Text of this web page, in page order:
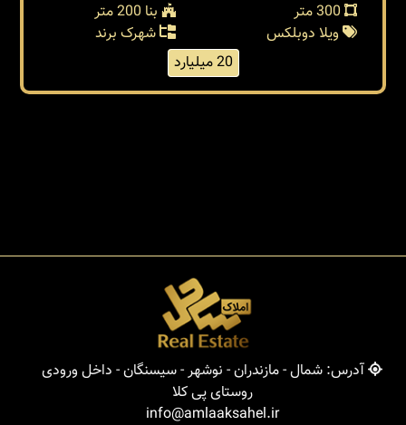
بنا 200 متر
ویلا دوبلکس
شهرک برند
20 میلیارد
آدرس: شمال - مازندران - نوشهر - سیسنگان - داخل ورودی
روستای پی کلا
info@amlaaksahel.ir